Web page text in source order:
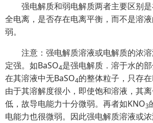
强电解质和弱电解质两者主要区别
全电离，是否存在电离平衡，而不是溶
弱。
注意：强电解质溶液或电解质的浓
定强。如BaSO4是强电解质．溶于水的
在其溶液中无BaSO4的整体粒子，只存
由于其溶解度很小，即使饱和溶液，其
低，故导电能力十分微弱。再者如KNO3
电能力也很微弱。因此强电解质溶液或